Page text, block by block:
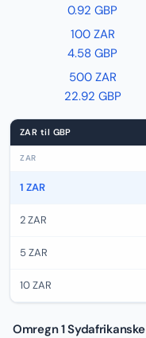
0.92 GBP
100 ZAR
4.58 GBP
500 ZAR
22.92 GBP
ZAR til GBP
ZAR
1 ZAR
2 ZAR
5 ZAR
10 ZAR
Omregn 1